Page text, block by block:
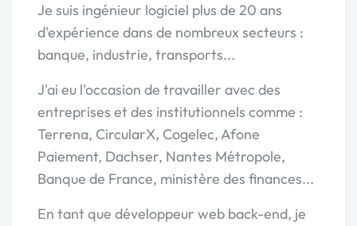
Je suis ingénieur logiciel plus de 20 ans
d'expérience dans de nombreux secteurs :
banque, industrie, transports...
J'ai eu l'occasion de travailler avec des
entreprises et des institutionnels comme :
Terrena, CircularX, Cogelec, Afone
Paiement, Dachser, Nantes Métropole,
Banque de France, ministère des finances...
En tant que développeur web back-end, je